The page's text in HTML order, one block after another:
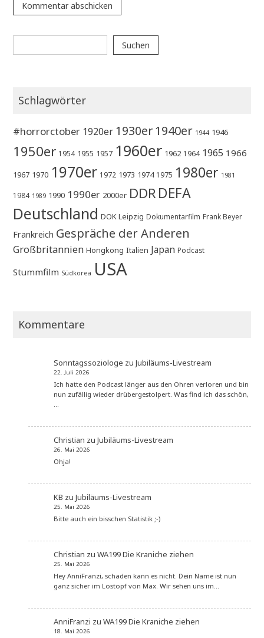
Suchen
Suchen
Schlagwörter
#horrorctober 1920er 1930er1940er 1944 1946
1950er 1954 1955 1957 1960er 1962 1964 1965 1966
1967 1970 1970er 1972 1973 1974 1975 1980er 1981
1984 1989 1990 1990er 2000er DDR DEFA
Deutschland DOK Leipzig Dokumentarfilm Frank Beyer
Frankreich Gespräche der Anderen
Großbritannien Hongkong Italien Japan Podcast
Stummfilm Südkorea USA
Kommentare
Sonntagssoziologe zu Jubiläums-Livestream
22. Juli 2026
Ich hatte den Podcast länger aus den Ohren verloren und bin
nun zufällig wieder drübergestolpert. Was find ich das schön,
…
Christian zu Jubiläums-Livestream
26. Mai 2026
Ohja!
KB zu Jubiläums-Livestream
25. Mai 2026
Bitte auch ein bisschen Statistik ;-)
Christian zu WA199 Die Kraniche ziehen
25. Mai 2026
Hey AnniFranzi, schaden kann es nicht. Dein Name ist nun
ganz sicher im Lostopf von Max. Wir sehen uns im…
AnniFranzi zu WA199 Die Kraniche ziehen
18. Mai 2026